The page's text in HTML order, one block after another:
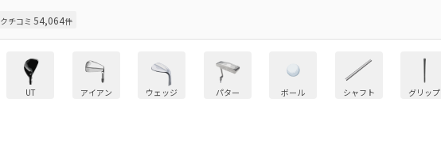
クチコミ 54,064件
UT アイアン ウェッジ パター ボール シャフト グリップ